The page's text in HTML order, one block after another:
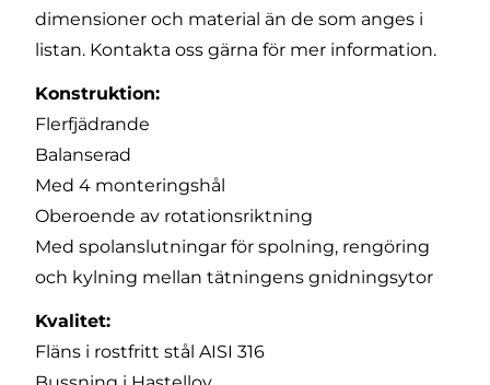
dimensioner och material än de som anges i
listan. Kontakta oss gärna för mer information.
Konstruktion:
Flerfjädrande
Balanserad
Med 4 monteringshål
Oberoende av rotationsriktning
Med spolanslutningar för spolning, rengöring
och kylning mellan tätningens gnidningsytor
Kvalitet:
Fläns i rostfritt stål AISI 316